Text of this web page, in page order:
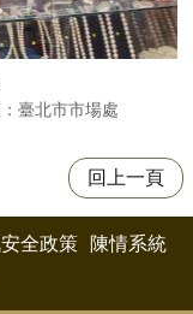
臺北市市場處
回上一頁
全政策
陳情系統